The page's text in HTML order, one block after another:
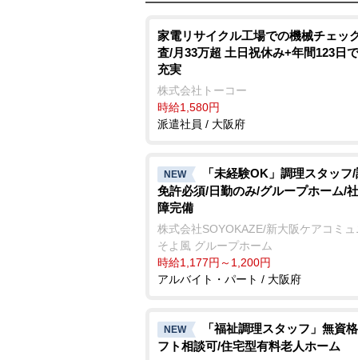
家電リサイクル工場での機械チェッ
査/月33万超 土日祝休み+年間123日
充実
株式会社トーコー
時給1,580円
派遣社員 / 大阪府
NEW
「未経験OK」調理スタッフ
免許必須/日勤のみ/グループホーム/
障完備
株式会社SOYOKAZE/新大阪ケアコミ
そよ風 グループホーム
時給1,177円～1,200円
アルバイト・パート / 大阪府
NEW
「福祉調理スタッフ」無資
フト相談可/住宅型有料老人ホーム